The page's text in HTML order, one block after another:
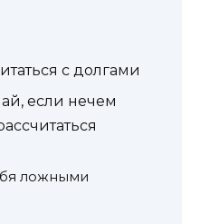
с долгами
если нечем
ложными